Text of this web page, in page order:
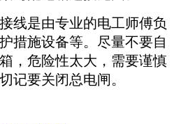
是由专业的电工师傅负
措施设备等。尽量不要自
，危险性太大，需要谨慎
记要关闭总电闸。